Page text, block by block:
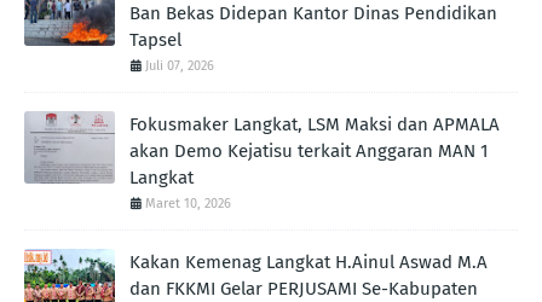
Ban Bekas Didepan Kantor Dinas Pendidikan
Tapsel
Juli 07, 2026
Fokusmaker Langkat, LSM Maksi dan APMALA
akan Demo Kejatisu terkait Anggaran MAN 1
Langkat
Maret 10, 2026
Kakan Kemenag Langkat H.Ainul Aswad M.A
dan FKKMI Gelar PERJUSAMI Se-Kabupaten